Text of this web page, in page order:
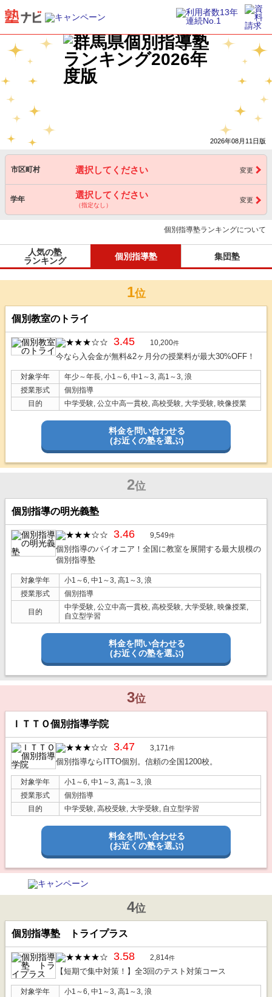
2026年08月11日版
市区町村 選択してください 変更
学年 選択してください
（指定なし）
変更
個別指導塾ランキングについて
人気の塾
ランキング
個別指導塾 集団塾
1位
個別教室のトライ
3.45 10,200件
今なら入会金が無料&2ヶ月分の授業料が最大30%OFF！
対象学年
年少～年長, 小1～6, 中1～3, 高1～3, 浪
授業形式
個別指導
目的
中学受験, 公立中高一貫校, 高校受験, 大学受験, 映像授業
料金を問い合わせる
(お近くの塾を選ぶ)
2位
個別指導の明光義塾
3.46 9,549件
個別指導のパイオニア！全国に教室を展開する最大規模の
個別指導塾
対象学年
小1～6, 中1～3, 高1～3, 浪
授業形式
個別指導
目的
中学受験, 公立中高一貫校, 高校受験, 大学受験, 映像授業,
自立型学習
料金を問い合わせる
(お近くの塾を選ぶ)
3位
ＩＴＴＯ個別指導学院
3.47 3,171件
個別指導ならITTO個別。信頼の全国1200校。
対象学年
小1～6, 中1～3, 高1～3, 浪
授業形式
個別指導
目的
中学受験, 高校受験, 大学受験, 自立型学習
料金を問い合わせる
(お近くの塾を選ぶ)
4位
個別指導塾 トライプラス
3.58 2,814件
【短期で集中対策！】全3回のテスト対策コース
対象学年
小1～6, 中1～3, 高1～3, 浪